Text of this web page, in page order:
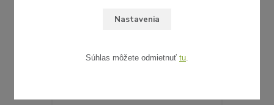
UMELÝ RATAN - VZORKA
bez DPH SKLADOM
Nastavenia
Súhlas môžete odmietnuť tu.